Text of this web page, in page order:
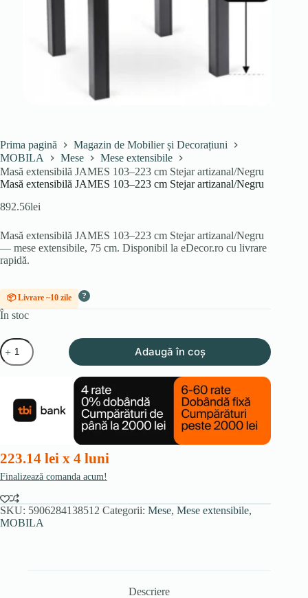
Prima pagină
Magazin de Mobilier și Decorațiuni
MOBILA
Mese
Mese extensibile
Masă extensibilă JAMES 103–223 cm Stejar artizanal/Negru
Masă extensibilă JAMES 103–223 cm Stejar artizanal/Negru
892.56lei
Masă extensibilă JAMES 103–223 cm Stejar artizanal/Negru
— mese extensibile, 75 cm. Disponibil la eDecor.ro cu livrare
rapidă.
📦 Livrare ~10 zile ?
În stoc
Cantitate
Masă
extensibilă
223
Stejar
Adaugă în coș
223.14 lei x 4 luni
Finalizează comanda acum!
SKU: 5906284138512 Categorii: Mese, Mese extensibile,
MOBILA
Descriere